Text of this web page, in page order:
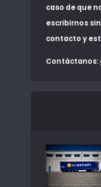
caso de que
escribirnos
contacto y
Contáctanos: